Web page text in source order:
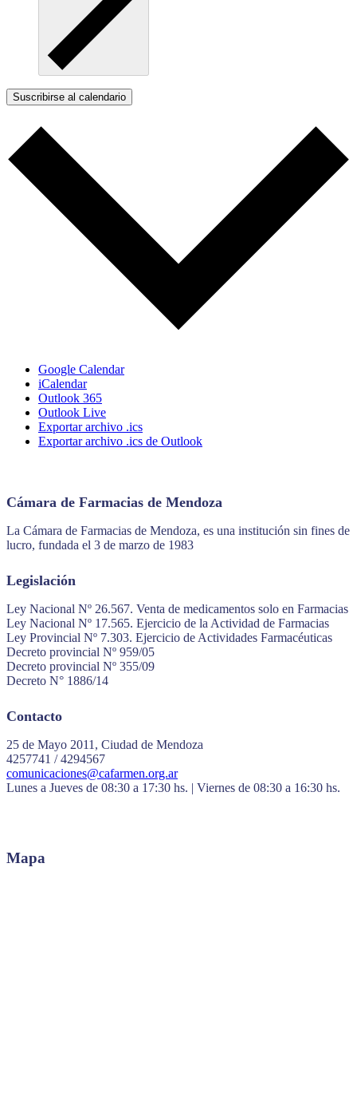
Suscribirse al calendario
Google Calendar
iCalendar
Outlook 365
Outlook Live
Exportar archivo .ics
Exportar archivo .ics de Outlook
Cámara de Farmacias de Mendoza
La Cámara de Farmacias de Mendoza, es una institución sin fines de
lucro, fundada el 3 de marzo de 1983
Legislación
Ley Nacional Nº 26.567. Venta de medicamentos solo en Farmacias
Ley Nacional Nº 17.565. Ejercicio de la Actividad de Farmacias
Ley Provincial Nº 7.303. Ejercicio de Actividades Farmacéuticas
Decreto provincial Nº 959/05
Decreto provincial Nº 355/09
Decreto N° 1886/14
Contacto
25 de Mayo 2011, Ciudad de Mendoza
4257741 / 4294567
comunicaciones@cafarmen.org.ar
Lunes a Jueves de 08:30 a 17:30 hs. | Viernes de 08:30 a 16:30 hs.
Mapa